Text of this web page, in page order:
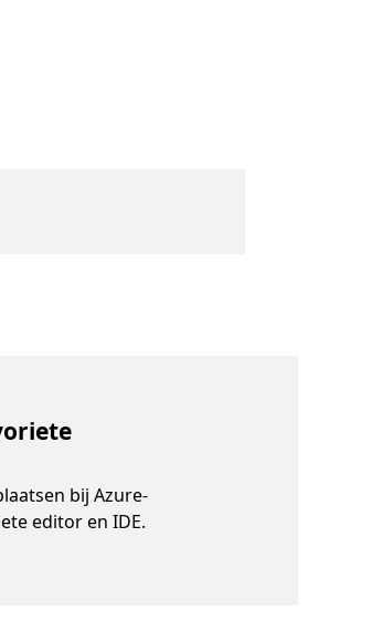
bij Azure-
editor en IDE.